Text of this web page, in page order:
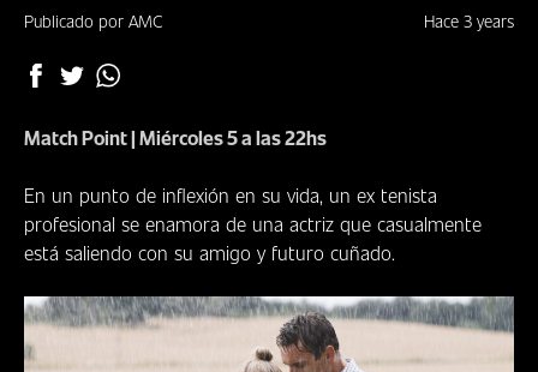
DÓNDE
CLUB
Publicado por AMC Hace 3 years
Match Point | Miércoles 5 a las 22hs
En un punto de inflexión en su vida, un ex tenista
profesional se enamora de una actriz que casualmente
está saliendo con su amigo y futuro cuñado.